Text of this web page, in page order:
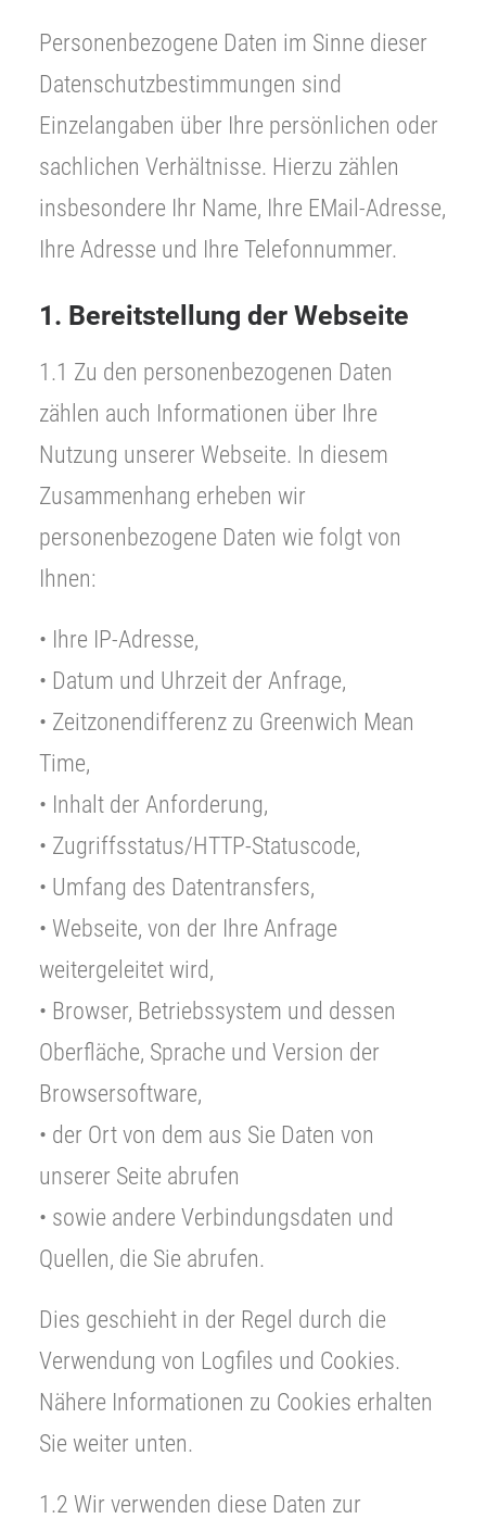
Personenbezogene Daten im Sinne dieser
Datenschutzbestimmungen sind
Einzelangaben über Ihre persönlichen oder
sachlichen Verhältnisse. Hierzu zählen
insbesondere Ihr Name, Ihre EMail-Adresse,
Ihre Adresse und Ihre Telefonnummer.
1. Bereitstellung der Webseite
1.1 Zu den personenbezogenen Daten
zählen auch Informationen über Ihre
Nutzung unserer Webseite. In diesem
Zusammenhang erheben wir
personenbezogene Daten wie folgt von
Ihnen:
• Ihre IP-Adresse,
• Datum und Uhrzeit der Anfrage,
• Zeitzonendifferenz zu Greenwich Mean
Time,
• Inhalt der Anforderung,
• Zugriffsstatus/HTTP-Statuscode,
• Umfang des Datentransfers,
• Webseite, von der Ihre Anfrage
weitergeleitet wird,
• Browser, Betriebssystem und dessen
Oberfläche, Sprache und Version der
Browsersoftware,
• der Ort von dem aus Sie Daten von
unserer Seite abrufen
• sowie andere Verbindungsdaten und
Quellen, die Sie abrufen.
Dies geschieht in der Regel durch die
Verwendung von Logfiles und Cookies.
Nähere Informationen zu Cookies erhalten
Sie weiter unten.
1.2 Wir verwenden diese Daten zur